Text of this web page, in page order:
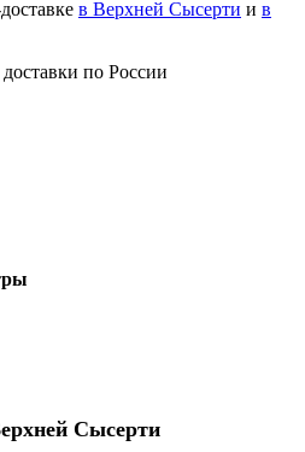
в Верхней Сысерти и в
по России
Сысерти